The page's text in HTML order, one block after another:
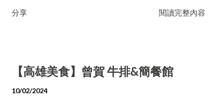
分享 閱讀完整內容
【高雄美食】曾賀 牛排&簡餐館
10/02/2024